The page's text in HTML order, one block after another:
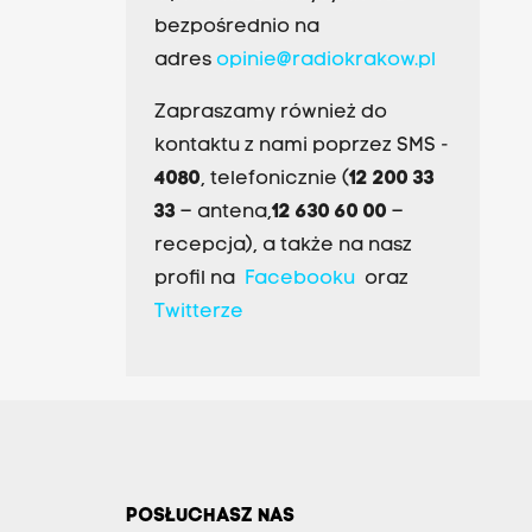
bezpośrednio na
adres opinie@radiokrakow.pl
Zapraszamy również do
kontaktu z nami poprzez SMS -
4080, telefonicznie (12 200 33
33– antena,12 630 60 00 –
recepcja), a także na nasz
profil na Facebookuoraz
Twitterze
POSŁUCHASZ NAS